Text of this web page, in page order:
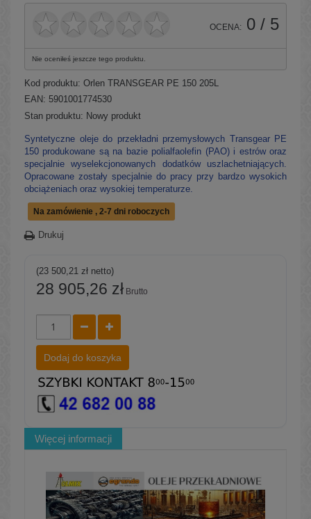
OCENA: 0 / 5
Nie oceniłeś jeszcze tego produktu.
Kod produktu: Orlen TRANSGEAR PE 150 205L
EAN: 5901001774530
Stan produktu: Nowy produkt
Syntetyczne oleje do przekładni przemysłowych Transgear PE
150 produkowane są na bazie polialfaolefin (PAO) i estrów oraz
specjalnie wyselekcjonowanych dodatków uszlachetniających.
Opracowane zostały specjalnie do pracy przy bardzo wysokich
obciążeniach oraz wysokiej temperaturze.
Na zamówienie , 2-7 dni roboczych
Drukuj
(23 500,21 zł netto)
28 905,26 zł Brutto
Dodaj do koszyka
Więcej informacji